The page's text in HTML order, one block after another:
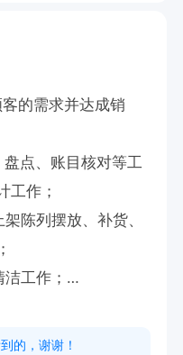
的需求并达成销
点、账目核对等工
工作；
陈列摆放、补货、
工作；
务。
到的，谢谢！